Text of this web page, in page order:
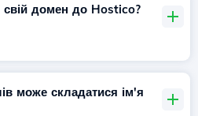
домен до Hostico?
може складатися ім'я